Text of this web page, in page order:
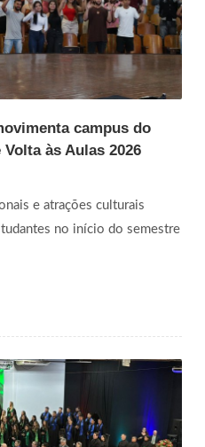
campus do
às Aulas 2026
e atrações culturais
no início do semestre